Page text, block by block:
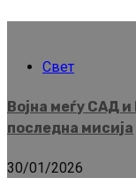
Свет
Војна меѓу САД
последна мисија
30/01/2026